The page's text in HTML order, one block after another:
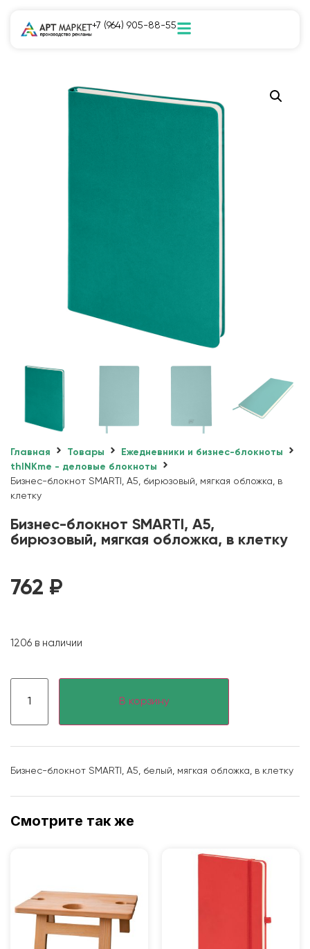
+7 (964) 905-88-55
Главная Товары
Ежедневники и бизнес-блокноты
thINKme - деловые блокноты
Бизнес-блокнот SMARTI, A5, бирюзовый, мягкая обложка, в
клетку
Бизнес-блокнот SMARTI, A5,
бирюзовый, мягкая обложка, в клетку
762 ₽
1206 в наличии
В корзину
Бизнес-блокнот SMARTI, A5, белый, мягкая обложка, в клетку
Смотрите так же